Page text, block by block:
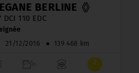
BERLINE
DCI 110 EDC
21/12/2016 ● 139 468 km